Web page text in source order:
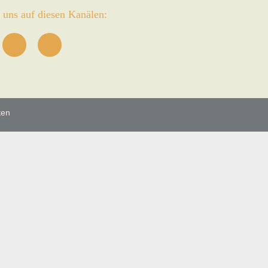
auf diesen Kanälen: